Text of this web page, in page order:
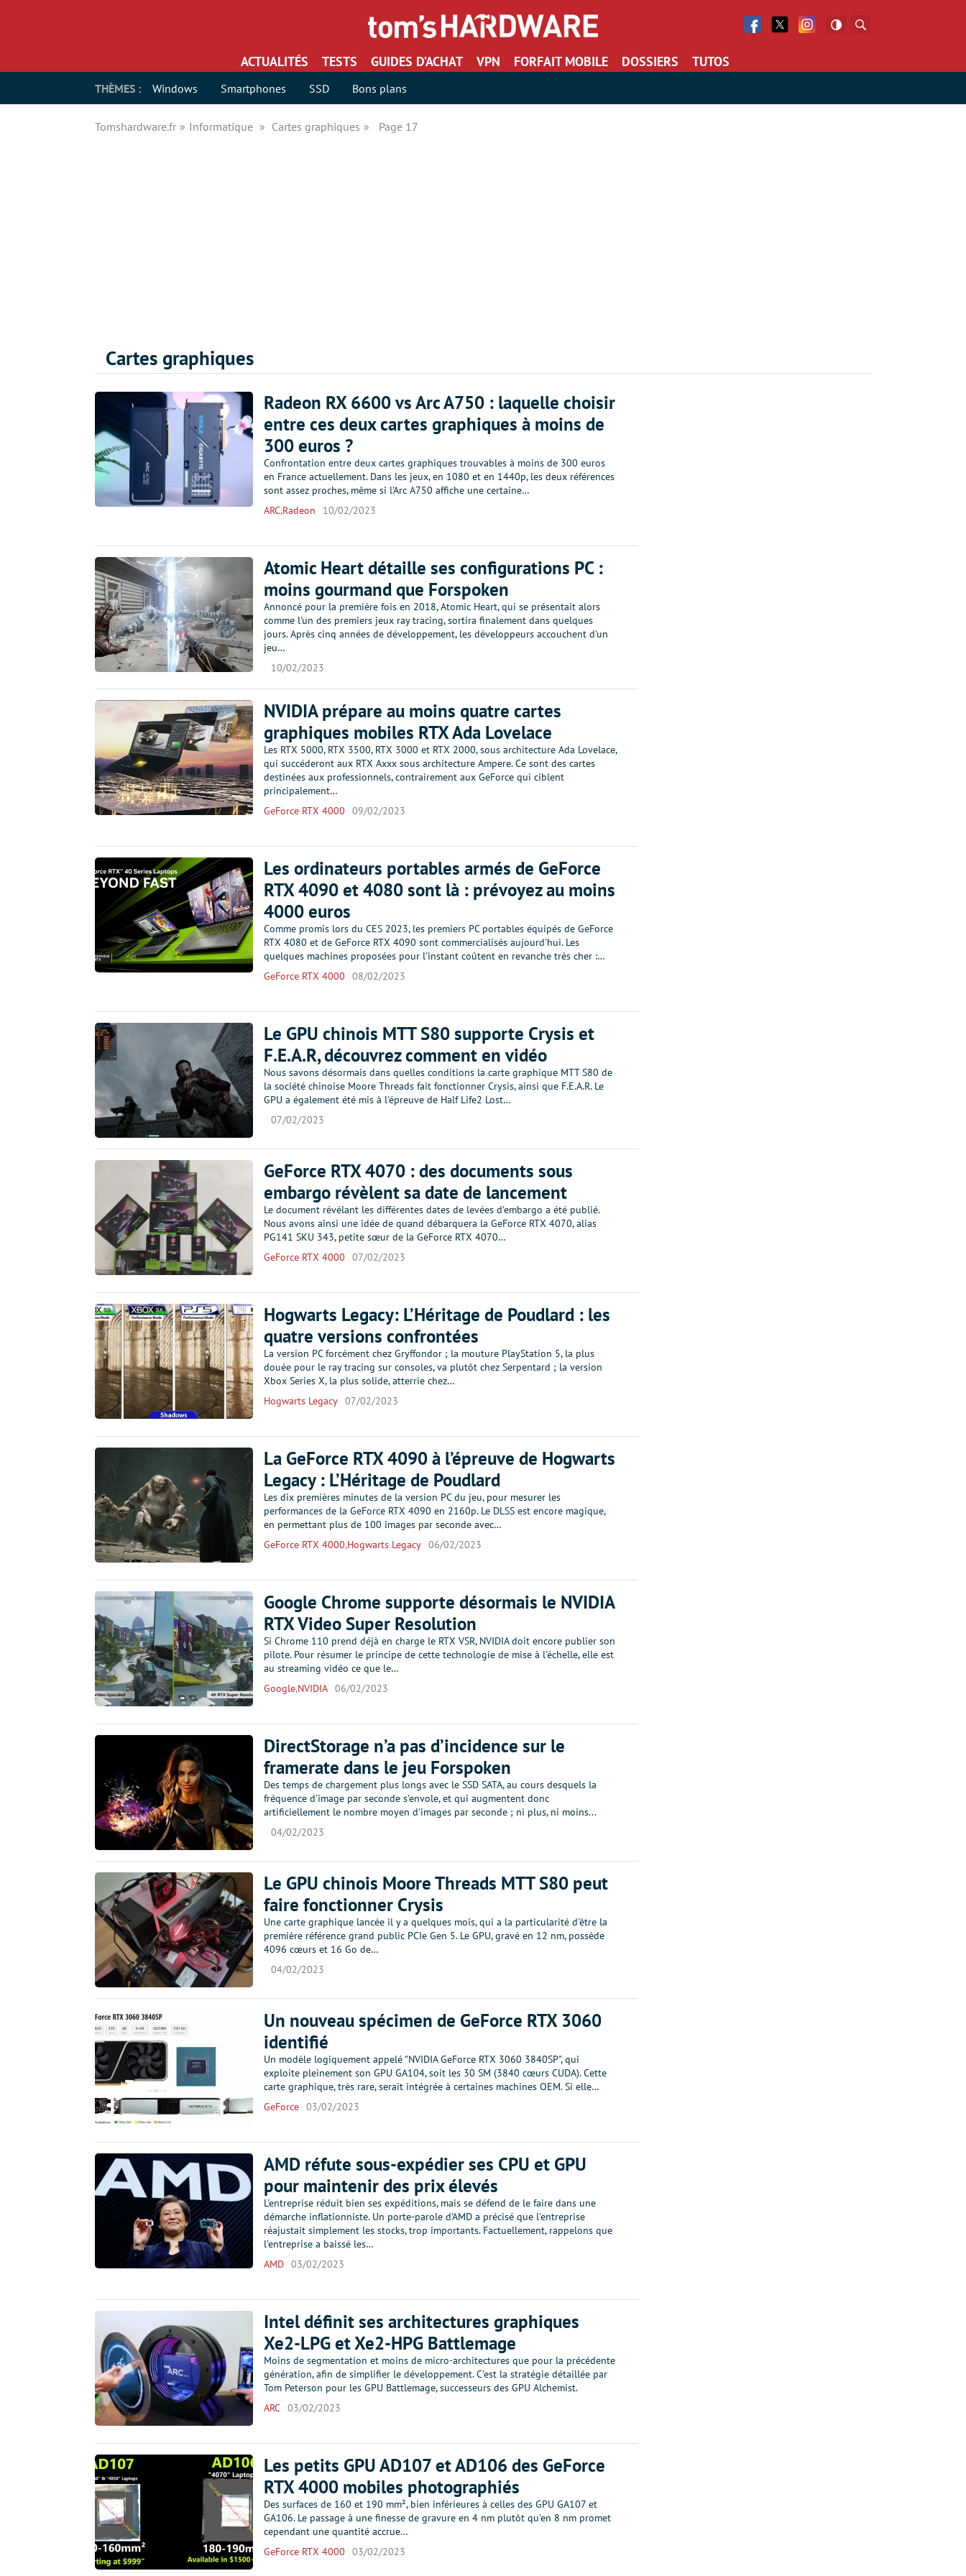
Facebook
Twitter Facebook
ACTUALITÉS TESTS GUIDES D’ACHAT VPN FORFAIT MOBILE DOSSIERS TUTOS
THÈMES : Windows Smartphones SSD Bons plans
Tomshardware.fr Informatique Cartes graphiques Page 17
Cartes graphiques
Radeon RX 6600 vs Arc A750 : laquelle choisir
entre ces deux cartes graphiques à moins de
300 euros ?
Confrontation entre deux cartes graphiques trouvables à moins de 300 euros
en France actuellement. Dans les jeux, en 1080 et en 1440p, les deux références
sont assez proches, même si l'Arc A750 affiche une certaine…
ARC,Radeon 10/02/2023
Atomic Heart détaille ses configurations PC :
moins gourmand que Forspoken
Annoncé pour la première fois en 2018, Atomic Heart, qui se présentait alors
comme l'un des premiers jeux ray tracing, sortira finalement dans quelques
jours. Après cinq années de développement, les développeurs accouchent d'un
jeu…
10/02/2023
NVIDIA prépare au moins quatre cartes
graphiques mobiles RTX Ada Lovelace
Les RTX 5000, RTX 3500, RTX 3000 et RTX 2000, sous architecture Ada Lovelace,
qui succéderont aux RTX Axxx sous architecture Ampere. Ce sont des cartes
destinées aux professionnels, contrairement aux GeForce qui ciblent
principalement…
GeForce RTX 4000
09/02/2023
Les ordinateurs portables armés de GeForce
RTX 4090 et 4080 sont là : prévoyez au moins
4000 euros
Comme promis lors du CES 2023, les premiers PC portables équipés de GeForce
RTX 4080 et de GeForce RTX 4090 sont commercialisés aujourd'hui. Les
quelques machines proposées pour l'instant coûtent en revanche très cher :…
GeForce RTX 4000
08/02/2023
Le GPU chinois MTT S80 supporte Crysis et
F.E.A.R, découvrez comment en vidéo
Nous savons désormais dans quelles conditions la carte graphique MTT S80 de
la société chinoise Moore Threads fait fonctionner Crysis, ainsi que F.E.A.R. Le
GPU a également été mis à l'épreuve de Half Life2 Lost…
07/02/2023
GeForce RTX 4070 : des documents sous
embargo révèlent sa date de lancement
Le document révélant les différentes dates de levées d'embargo a été publié.
Nous avons ainsi une idée de quand débarquera la GeForce RTX 4070, alias
PG141 SKU 343, petite sœur de la GeForce RTX 4070…
GeForce RTX 4000
07/02/2023
Hogwarts Legacy: L’Héritage de Poudlard : les
quatre versions confrontées
La version PC forcément chez Gryffondor ; la mouture PlayStation 5, la plus
douée pour le ray tracing sur consoles, va plutôt chez Serpentard ; la version
Xbox Series X, la plus solide, atterrie chez…
Hogwarts Legacy 07/02/2023
La GeForce RTX 4090 à l’épreuve de Hogwarts
Legacy : L’Héritage de Poudlard
Les dix premières minutes de la version PC du jeu, pour mesurer les
performances de la GeForce RTX 4090 en 2160p. Le DLSS est encore magique,
en permettant plus de 100 images par seconde avec…
GeForce RTX 4000,Hogwarts Legacy 06/02/2023
Google Chrome supporte désormais le NVIDIA
RTX Video Super Resolution
Si Chrome 110 prend déjà en charge le RTX VSR, NVIDIA doit encore publier son
pilote. Pour résumer le principe de cette technologie de mise à l'échelle, elle est
au streaming vidéo ce que le…
Google,NVIDIA 06/02/2023
DirectStorage n’a pas d’incidence sur le
framerate dans le jeu Forspoken
Des temps de chargement plus longs avec le SSD SATA, au cours desquels la
fréquence d'image par seconde s'envole, et qui augmentent donc
artificiellement le nombre moyen d'images par seconde ; ni plus, ni moins...
04/02/2023
Le GPU chinois Moore Threads MTT S80 peut
faire fonctionner Crysis
Une carte graphique lancée il y a quelques mois, qui a la particularité d'être la
première référence grand public PCIe Gen 5. Le GPU, gravé en 12 nm, possède
4096 cœurs et 16 Go de…
04/02/2023
Un nouveau spécimen de GeForce RTX 3060
identifié
Un modèle logiquement appelé "NVIDIA GeForce RTX 3060 3840SP", qui
exploite pleinement son GPU GA104, soit les 30 SM (3840 cœurs CUDA). Cette
carte graphique, très rare, serait intégrée à certaines machines OEM. Si elle…
GeForce 03/02/2023
AMD réfute sous-expédier ses CPU et GPU
pour maintenir des prix élevés
L'entreprise réduit bien ses expéditions, mais se défend de le faire dans une
démarche inflationniste. Un porte-parole d'AMD a précisé que l'entreprise
réajustait simplement les stocks, trop importants. Factuellement, rappelons que
l'entreprise a baissé les…
AMD 03/02/2023
Intel définit ses architectures graphiques
Xe2-LPG et Xe2-HPG Battlemage
Moins de segmentation et moins de micro-architectures que pour la précédente
génération, afin de simplifier le développement. C'est la stratégie détaillée par
Tom Peterson pour les GPU Battlemage, successeurs des GPU Alchemist.
ARC 03/02/2023
Les petits GPU AD107 et AD106 des GeForce
RTX 4000 mobiles photographiés
Des surfaces de 160 et 190 mm², bien inférieures à celles des GPU GA107 et
GA106. Le passage à une finesse de gravure en 4 nm plutôt qu'en 8 nm promet
cependant une quantité accrue…
GeForce RTX 4000
03/02/2023